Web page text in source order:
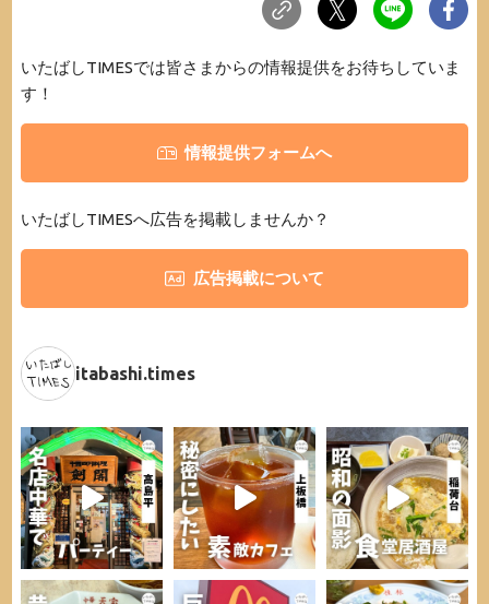
いたばしTIMESでは皆さまからの情報提供をお待ちしていま
す！
情報提供フォームへ
いたばしTIMESへ広告を掲載しませんか？
広告掲載について
itabashi.times